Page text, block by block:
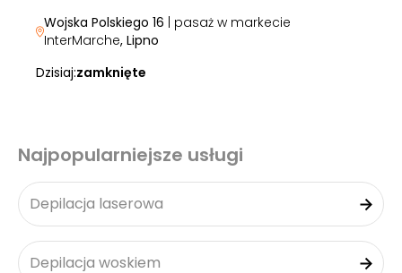
Wojska Polskiego 16 | pasaż w markecie
InterMarche, Lipno
Dzisiaj:zamknięte
Najpopularniejsze usługi
Depilacja laserowa
Depilacja woskiem